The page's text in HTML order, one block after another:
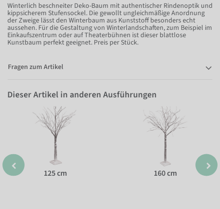
Winterlich beschneiter Deko-Baum mit authentischer Rindenoptik und
kippsicherem Stufensockel. Die gewollt ungleichmäßige Anordnung
der Zweige lässt den Winterbaum aus Kunststoff besonders echt
aussehen. Für die Gestaltung von Winterlandschaften, zum Beispiel im
Einkaufszentrum oder auf Theaterbühnen ist dieser blattlose
Kunstbaum perfekt geeignet. Preis per Stück.
Fragen zum Artikel
Dieser Artikel in anderen Ausführungen
125 cm 160 cm